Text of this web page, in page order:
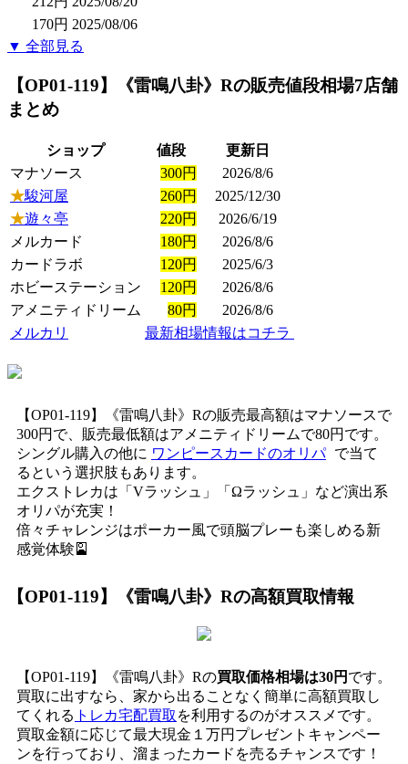
170円 2025/08/06
▼ 全部見る
【OP01-119】《雷鳴八卦》Rの販売値段相場7店舗
まとめ
ショップ 値段
更新日
マナソース
300円
2026/8/6
★駿河屋 260円
2025/12/30
★遊々亭 220円
2026/6/19
メルカード
180円
2026/8/6
カードラボ
120円
2025/6/3
ホビーステーション
120円
2026/8/6
アメニティドリーム
80円
2026/8/6
メルカリ
最新相場情報はコチラ
【OP01-119】《雷鳴八卦》Rの販売最高額はマナソースで
300円で、販売最低額はアメニティドリームで80円です。
シングル購入の他に ワンピースカードのオリパ で当て
るという選択肢もあります。
エクストレカは「Vラッシュ」「Ωラッシュ」など演出系
オリパが充実！
倍々チャレンジはポーカー風で頭脳プレーも楽しめる新
感覚体験🎴
【OP01-119】《雷鳴八卦》Rの高額買取情報
【OP01-119】《雷鳴八卦》Rの買取価格相場は30円 です。
買取に出すなら、家から出ることなく簡単に高額買取し
てくれる トレカ宅配買取 を利用するのがオススメです。
買取金額に応じて最大現金１万円プレゼントキャンペー
ンを行っており、溜まったカードを売るチャンスです！